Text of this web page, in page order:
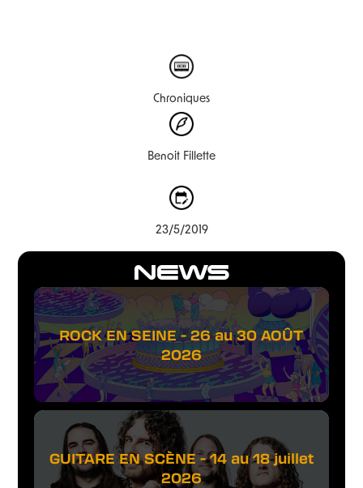
NEWS
ROCK EN SEINE - 26 au 30 AOÛT
2026
GUITARE EN SCÈNE - 14 au 18 juillet
2026
Chroniques
Benoit Fillette
23/5/2019